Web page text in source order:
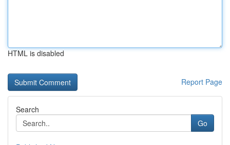
HTML is disabled
Report Page
Search
Go